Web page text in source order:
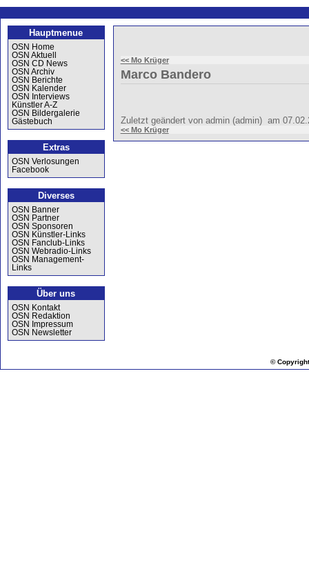
Hauptmenue
OSN Home
OSN Aktuell
OSN CD News
OSN Archiv
OSN Berichte
OSN Kalender
OSN Interviews
Künstler A-Z
OSN Bildergalerie
Gästebuch
Extras
OSN Verlosungen
Facebook
Diverses
OSN Banner
OSN Partner
OSN Sponsoren
OSN Künstler-Links
OSN Fanclub-Links
OSN Webradio-Links
OSN Management-
Links
Über uns
OSN Kontakt
OSN Redaktion
OSN Impressum
OSN Newsletter
<< Mo Krüger
Marco Bandero
Zuletzt geändert von admin (admin) am
<< Mo Krüger
©